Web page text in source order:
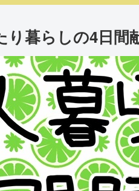
り暮らしの4日間